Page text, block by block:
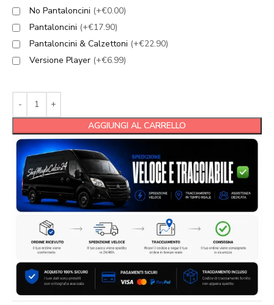
No Pantaloncini (+€0.00)
Pantaloncini (+€17.90)
Pantaloncini & Calzettoni (+€22.90)
Versione Player (+€6.99)
AGGIUNGI AL CARRELLO